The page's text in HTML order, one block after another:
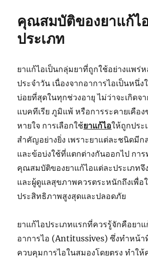
คุณสมบัติของยาแก้ไ
ประเภท
ยาแก้ไอเป็นกลุ่มยาที่ถูกใช้อย่างแพร่
ประจำวัน เนื่องจากอาการไอเป็นหนึ่
บ่อยที่สุดในทุกช่วงอายุ ไม่ว่าจะเกิดจ
แบคทีเรีย ภูมิแพ้ หรือการระคายเคือง
หายใจ การเลือกใช้ยาแก้ไอให้ถูกประ
สำคัญอย่างยิ่ง เพราะยาแต่ละชนิดมีก
และข้อบ่งใช้ที่แตกต่างกันออกไป การ
คุณสมบัติของยาแก้ไอแต่ละประเภทจึ
และผู้ดูแลสุขภาพควรตระหนักถึงเพื่อ
ประสิทธิภาพสูงสุดและปลอดภัย
ยาแก้ไอประเภทแรกที่ควรรู้จักคือยา
อาการไอ (Antitussives) ซึ่งทำหน้า
ควบคุมการไอในสมองโดยตรง ทำใ